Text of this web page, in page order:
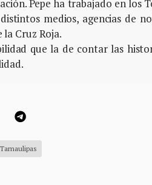
Pepe ha trabajado en los
medios, agencias de
Cruz Roja.
que la de contar las
Tamaulipas